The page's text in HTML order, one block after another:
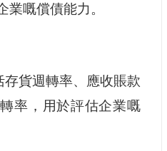
業嘅償債能力。
貨週轉率、應收賬款
率，用於評估企業嘅